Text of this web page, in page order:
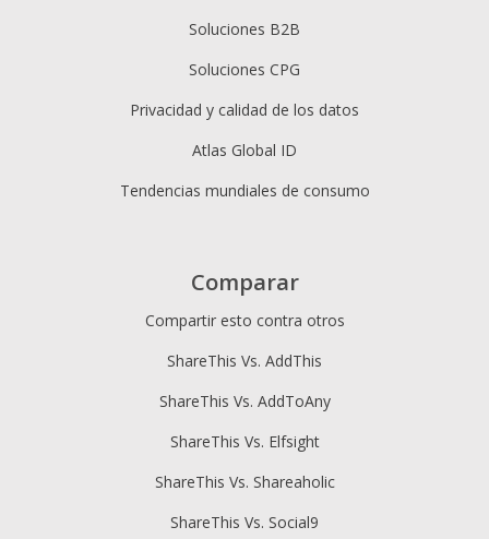
Soluciones B2B
Soluciones CPG
Privacidad y calidad de los datos
Atlas Global ID
Tendencias mundiales de consumo
Comparar
Compartir esto contra otros
ShareThis Vs. AddThis
ShareThis Vs. AddToAny
ShareThis Vs. Elfsight
ShareThis Vs. Shareaholic
ShareThis Vs. Social9